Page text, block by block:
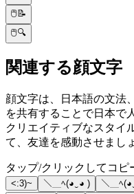
🖱️📝
🖱️🔍
関連する顔文字
顔文字は、日本語の文法
を共有することで日本で
クリエイティブなスタイ
て、友達を感動させまし
タップ/クリックしてコピ
<:3)~ ＼＿ﾍ(◕‿◕ ) ＼＿ﾍ